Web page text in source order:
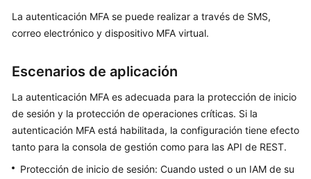
en
Huawei
de
IAM
Grupos
La autenticación MFA se puede realizar a través de SMS,
correo electrónico y dispositivo MFA virtual.
Escenarios de aplicación
La autenticación MFA es adecuada para la protección de inicio
de sesión y la protección de operaciones críticas. Si la
autenticación MFA está habilitada, la configuración tiene efecto
tanto para la consola de gestión como para las API de REST.
Protección de inicio de sesión: Cuando usted o un IAM de su